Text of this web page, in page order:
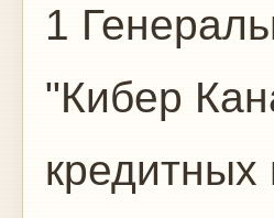
1
"Кибер
кредитных